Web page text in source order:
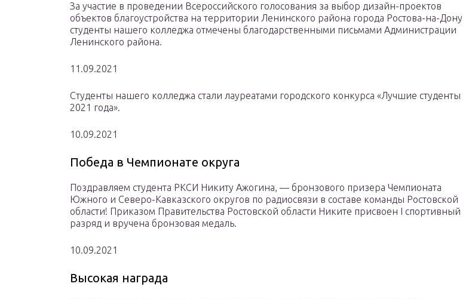
За участие в проведении Всероссийского голосования за выбор дизайн-проектов
объектов благоустройства на территории Ленинского района города Ростова-на-Дону
студенты нашего колледжа отмечены благодарственными письмами Администрации
Ленинского района.
11.09.2021
Студенты нашего колледжа стали лауреатами городского конкурса «Лучшие студенты
2021 года».
10.09.2021
Победа в Чемпионате округа
Поздравляем студента РКСИ Никиту Ажогина, — бронзового призера Чемпионата
Южного и Северо-Кавказского округов по радиосвязи в составе команды Ростовской
области! Приказом Правительства Ростовской области Никите присвоен I спортивный
разряд и вручена бронзовая медаль.
10.09.2021
Высокая награда